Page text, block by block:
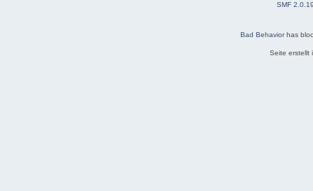
SMF
Bad Behaviorhas
Seite erstellt